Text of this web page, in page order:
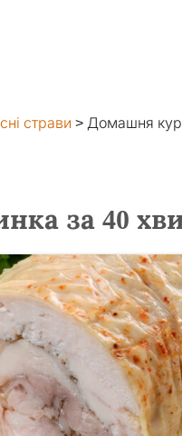
страви > Домашня
за 40